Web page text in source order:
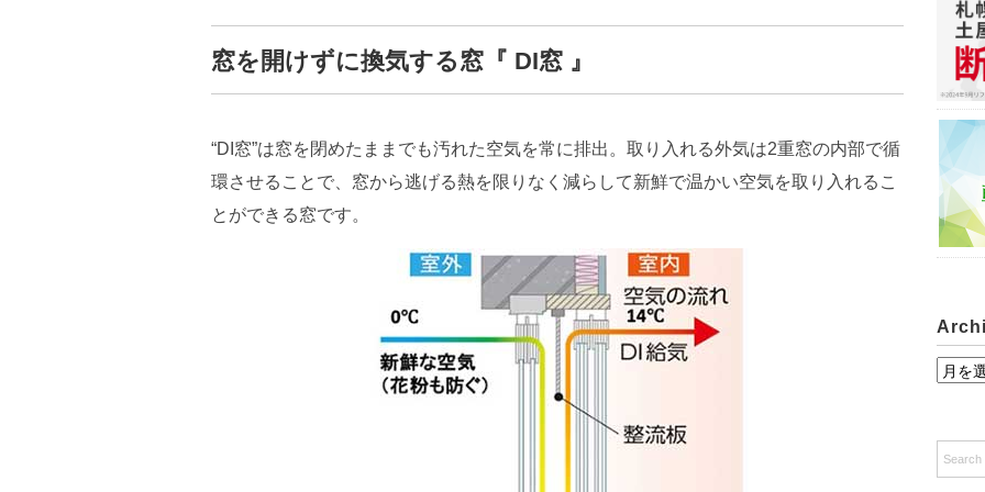
窓を開けずに換気する窓『 DI窓 』
“DI窓”は窓を閉めたままでも汚れた空気を常に排出。取り入れる外気は2重窓の内部で循
環させることで、窓から逃げる熱を限りなく減らして新鮮で温かい空気を取り入れるこ
とができる窓です。
A
h